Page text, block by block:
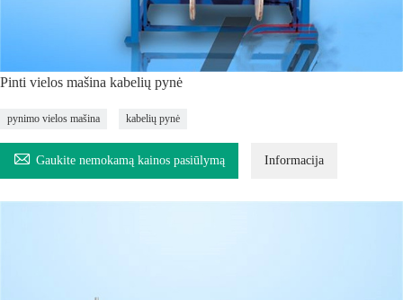
Pinti vielos mašina kabelių pynė
pynimo vielos mašina kabelių pynė
 Gaukite nemokamą kainos pasiūlymą Informacija